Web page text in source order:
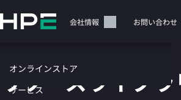
イ
テ
サポート 会社情報 お問い合わせ
オンラインストア
サービス
リソースライブラ